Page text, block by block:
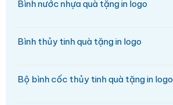
Bình nước nhựa quà tặng in logo
Bình thủy tinh quà tặng in logo
Bộ bình cốc thủy tinh quà tặng in logo